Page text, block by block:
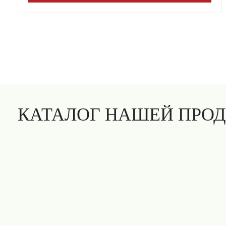
КАТАЛОГ НАШЕЙ